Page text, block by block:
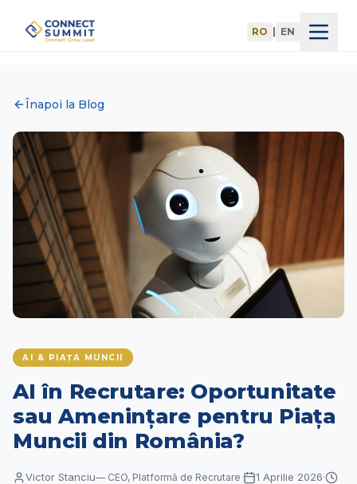
RO EN
Agenda
Speakeri
Înscrieri
Blog
Parteneri
Contact
Înapoi la Blog
AI & PIAȚA MUNCII
AI în Recrutare: Oportunitate
sau Amenințare pentru Piața
Muncii din România?
Victor Stanciu— CEO, Platformă de Recrutare· 1 Aprilie 2026·